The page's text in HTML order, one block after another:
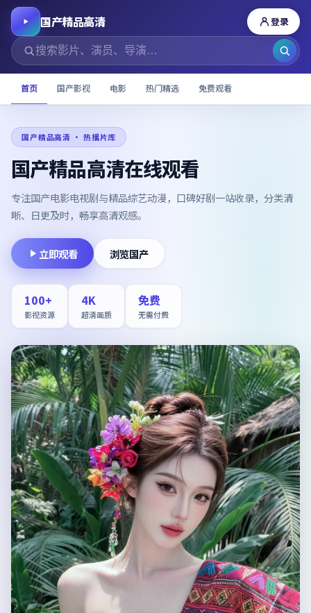
国产精品高清 登录
首页 国产影视 电影 热门精选 免费观看
国产精品高清 · 热播片库
国产精品高清在线观看
专注国产电影电视剧与精品综艺动漫，口碑好剧一站收录，分类清
晰、日更及时，畅享高清观感。
立即观看 浏览国产
100+
影视资源
4K
超清画质
免费
无需付费